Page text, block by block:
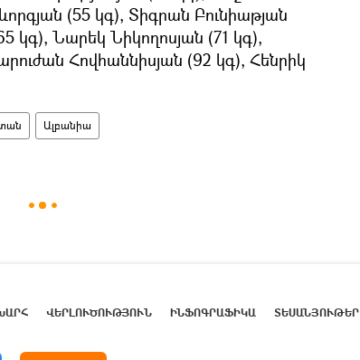
(55 կգ), Տիգրան Բունիաթյան
կգ), Նարեկ Նիկողոսյան (71 կգ),
Հովհաննիսյան (92 կգ), Հենրիկ
Ալբանիա
ՎԵՐԼՈՒԾՈՒԹՅՈՒՆ ԻՆՖՈԳՐԱՖԻԿԱ ՏԵՍԱՆՅՈՒԹԵՐ